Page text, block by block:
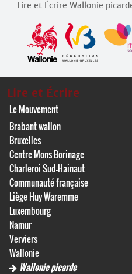
Lire et Écrire Wallonie
Lire et Écrire
Le Mouvement
Brabant wallon
Bruxelles
Centre Mons Borinage
Charleroi Sud-Hainaut
Communauté française
Liège Huy Waremme
Luxembourg
Namur
Verviers
Wallonie
Wallonie picarde